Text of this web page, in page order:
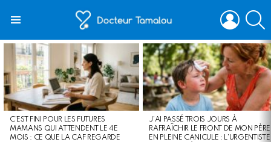
LOGIN
LATEST
STORIES
C’EST FINI POUR LES FUTURES
MAMANS QUI ATTENDENT LE 4E
MOIS : CE QUE LA CAF REGARDE
J’AI PASSÉ TROIS JOURS À
RAFRAÎCHIR LE FRONT DE MON PÈRE
EN PLEINE CANICULE : L’URGENTISTE